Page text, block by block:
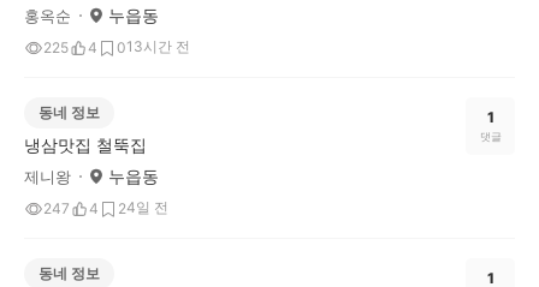
홍옥순 누읍동
225 4 013시간 전
동네 정보
냉삼맛집 철뚝집
제니왕 누읍동
247 4 24일 전
1
댓글
동네 정보 1